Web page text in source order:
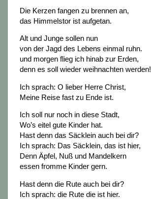
Die Kerzen fangen zu brennen an,
das Himmelstor ist aufgetan.
Alt und Junge sollen nun
von der Jagd des Lebens einmal ruhn.
und morgen flieg ich hinab zur Erden,
denn es soll wieder weihnachten werden!
Ich sprach: O lieber Herre Christ,
Meine Reise fast zu Ende ist.
Ich soll nur noch in diese Stadt,
Wo’s eitel gute Kinder hat.
Hast denn das Säcklein auch bei dir?
Ich sprach: Das Säcklein, das ist hier,
Denn Äpfel, Nuß und Mandelkern
essen fromme Kinder gern.
Hast denn die Rute auch bei dir?
Ich sprach: die Rute die ist hier.